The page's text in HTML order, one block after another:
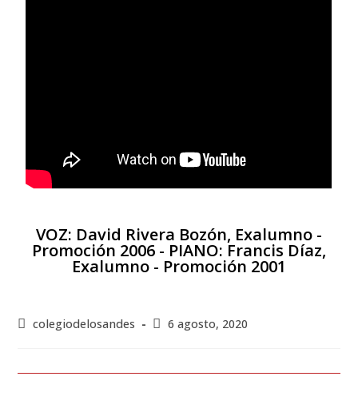
VOZ: David Rivera Bozón, Exalumno -
Promoción 2006 - PIANO: Francis Díaz,
Exalumno - Promoción 2001
colegiodelosandes 6 agosto, 2020